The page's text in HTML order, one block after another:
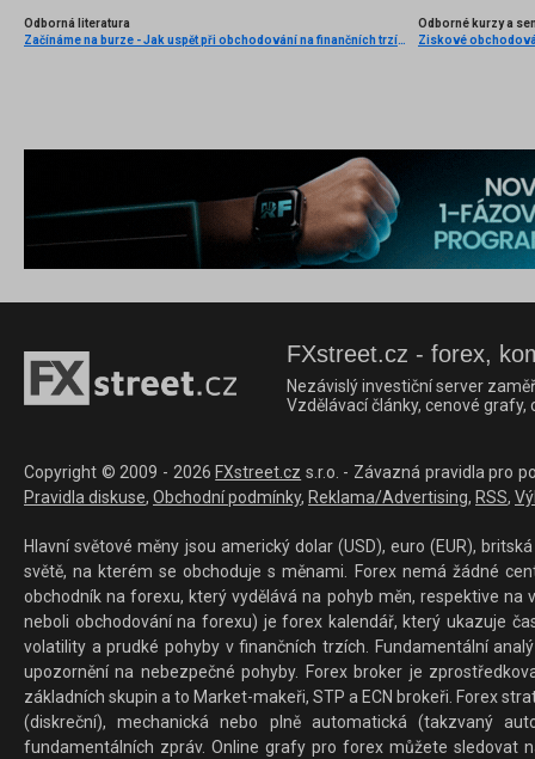
Odborná literatura
Začínáme na burze - Jak uspět při obchodování na finančních trzích (1. vydání)
Odborné kurzy a
FXstreet.cz - forex,
Nezávislý investiční server
Vzdělávací články, cenové
Copyright © 2009 - 2026 FXstreet.cz s.r.o. - Závazná pravidla pro
Pravidla diskuse, Obchodní podmínky, Reklama/Advertising, RSS,
Hlavní světové měny jsou americký dolar (USD), euro (EUR),
světě, na kterém se obchoduje s měnami. Forex nemá žádné
obchodník na forexu, který vydělává na pohyb měn, respektive
neboli obchodování na forexu) je forex kalendář, který ukazuje
volatility a prudké pohyby v finančních trzích. Fundamentální
upozornění na nebezpečné pohyby. Forex broker je
základních skupin a to Market-makeři, STP a ECN brokeři. Forex
(diskreční), mechanická nebo plně automatická (takzvaný
fundamentálních zpráv. Online grafy pro forex můžete sledovat